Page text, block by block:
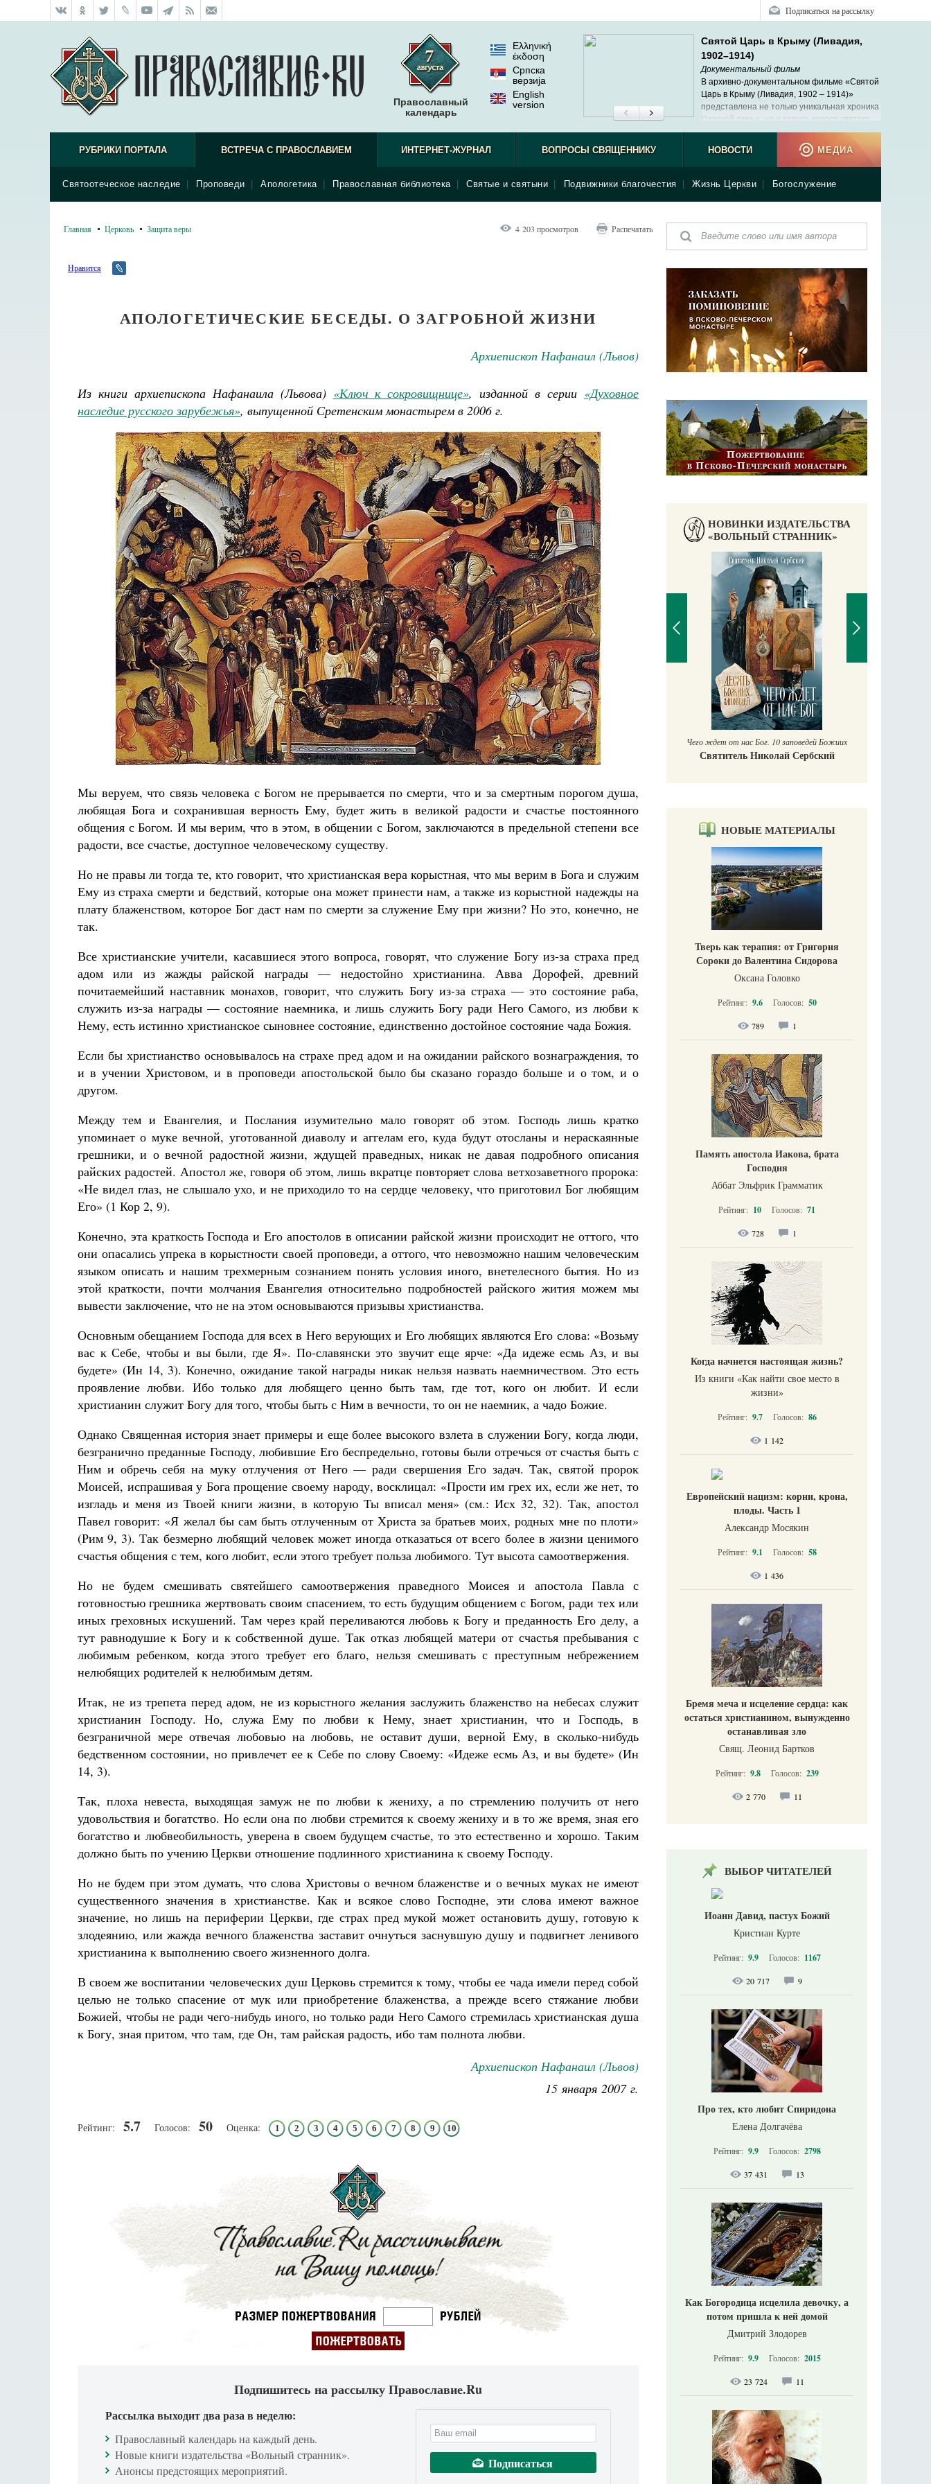
Подписаться на рассылку
Православный
календарь
Ελληνική
έκδοση
Српска
верзиjа
English
version
Святой Царь в Крыму (Ливадия,
1902–1914)
Документальный фильм
В архивно-документальном фильме «Святой
Царь в Крыму (Ливадия, 1902 – 1914)»
представлена не только уникальная хроника
Царской семьи, но и запись голоса святого
Императора Николая II.
РУБРИКИ ПОРТАЛА ВСТРЕЧА С ПРАВОСЛАВИЕМ
Святоотеческое наследие Проповеди Апологетика Православная библиотека Святые и святыни Подвижники благочестия Жизнь Церкви Богослужение
ИНТЕРНЕТ-ЖУРНАЛ ВОПРОСЫ СВЯЩЕННИКУ НОВОСТИ МЕДИА
Главная Церковь Защита веры 4 203 просмотров Распечатать
Нравится
АПОЛОГЕТИЧЕСКИЕ БЕСЕДЫ. О ЗАГРОБНОЙ ЖИЗНИ
Архиепископ Нафанаил (Львов)
Из книги архиепископа Нафанаила (Львова) «Ключ к сокровищнице», изданной в серии «Духовное
наследие русского зарубежья», выпущенной Сретенским монастырем в 2006 г.
Мы веруем, что связь человека с Богом не прерывается по смерти, что и за смертным порогом душа,
любящая Бога и сохранившая верность Ему, будет жить в великой радости и счастье постоянного
общения с Богом. И мы верим, что в этом, в общении с Богом, заключаются в предельной степени все
радости, все счастье, доступное человеческому существу.
Но не правы ли тогда те, кто говорит, что христианская вера корыстная, что мы верим в Бога и служим
Ему из страха смерти и бедствий, которые она может принести нам, а также из корыстной надежды на
плату блаженством, которое Бог даст нам по смерти за служение Ему при жизни? Но это, конечно, не
так.
Все христианские учители, касавшиеся этого вопроса, говорят, что служение Богу из-за страха пред
адом или из жажды райской награды — недостойно христианина. Авва Дорофей, древний
почитаемейший наставник монахов, говорит, что служить Богу из-за страха — это состояние раба,
служить из-за награды — состояние наемника, и лишь служить Богу ради Него Самого, из любви к
Нему, есть истинно христианское сыновнее состояние, единственно достойное состояние чада Божия.
Если бы христианство основывалось на страхе пред адом и на ожидании райского вознаграждения, то
и в учении Христовом, и в проповеди апостольской было бы сказано гораздо больше и о том, и о
другом.
Между тем и Евангелия, и Послания изумительно мало говорят об этом. Господь лишь кратко
упоминает о муке вечной, уготованной диаволу и аггелам его, куда будут отосланы и нераскаянные
грешники, и о вечной радостной жизни, ждущей праведных, никак не давая подробного описания
райских радостей. Апостол же, говоря об этом, лишь вкратце повторяет слова ветхозаветного пророка:
«Не видел глаз, не слышало ухо, и не приходило то на сердце человеку, что приготовил Бог любящим
Его» (1 Кор 2, 9).
Конечно, эта краткость Господа и Его апостолов в описании райской жизни происходит не оттого, что
они опасались упрека в корыстности своей проповеди, а оттого, что невозможно нашим человеческим
языком описать и нашим трехмерным сознанием понять условия иного, внетелесного бытия. Но из
этой краткости, почти молчания Евангелия относительно подробностей райского жития можем мы
вывести заключение, что не на этом основываются призывы христианства.
Основным обещанием Господа для всех в Него верующих и Его любящих являются Его слова: «Возьму
вас к Себе, чтобы и вы были, где Я». По-славянски это звучит еще ярче: «Да идеже есмь Аз, и вы
будете» (Ин 14, 3). Конечно, ожидание такой награды никак нельзя назвать наемничеством. Это есть
проявление любви. Ибо только для любящего ценно быть там, где тот, кого он любит. И если
христианин служит Богу для того, чтобы быть с Ним в вечности, то он не наемник, а чадо Божие.
Однако Священная история знает примеры и еще более высокого взлета в служении Богу, когда люди,
безгранично преданные Господу, любившие Его беспредельно, готовы были отречься от счастья быть с
Ним и обречь себя на муку отлучения от Него — ради свершения Его задач. Так, святой пророк
Моисей, испрашивая у Бога прощение своему народу, восклицал: «Прости им грех их, если же нет, то
изгладь и меня из Твоей книги жизни, в которую Ты вписал меня» (см.: Исх 32, 32). Так, апостол
Павел говорит: «Я желал бы сам быть отлученным от Христа за братьев моих, родных мне по плоти»
(Рим 9, 3). Так безмерно любящий человек может иногда отказаться от всего более в жизни ценимого
счастья общения с тем, кого любит, если этого требует польза любимого. Тут высота самоотвержения.
Но не будем смешивать святейшего самоотвержения праведного Моисея и апостола Павла с
готовностью грешника жертвовать своим спасением, то есть будущим общением с Богом, ради тех или
иных греховных искушений. Там через край переливаются любовь к Богу и преданность Его делу, а
тут равнодушие к Богу и к собственной душе. Так отказ любящей матери от счастья пребывания с
любимым ребенком, когда этого требует его благо, нельзя смешивать с преступным небрежением
нелюбящих родителей к нелюбимым детям.
Итак, не из трепета перед адом, не из корыстного желания заслужить блаженство на небесах служит
христианин Господу. Но, служа Ему по любви к Нему, знает христианин, что и Господь, в
безграничной мере отвечая любовью на любовь, не оставит души, верной Ему, в сколько-нибудь
бедственном состоянии, но привлечет ее к Себе по слову Своему: «Идеже есмь Аз, и вы будете» (Ин
14, 3).
Так, плоха невеста, выходящая замуж не по любви к жениху, а по стремлению получить от него
удовольствия и богатство. Но если она по любви стремится к своему жениху и в то же время, зная его
богатство и любвеобильность, уверена в своем будущем счастье, то это естественно и хорошо. Таким
должно быть по учению Церкви отношение подлинного христианина к своему Господу.
Но не будем при этом думать, что слова Христовы о вечном блаженстве и о вечных муках не имеют
существенного значения в христианстве. Как и всякое слово Господне, эти слова имеют важное
значение, но лишь на периферии Церкви, где страх пред мукой может остановить душу, готовую к
злодеянию, или жажда вечного блаженства заставит очнуться заснувшую душу и подвигнет ленивого
христианина к выполнению своего жизненного долга.
В своем же воспитании человеческих душ Церковь стремится к тому, чтобы ее чада имели перед собой
целью не только спасение от мук или приобретение блаженства, а прежде всего стяжание любви
Божией, чтобы не ради чего-нибудь иного, но только ради Него Самого стремилась христианская душа
к Богу, зная притом, что там, где Он, там райская радость, ибо там полнота любви.
Архиепископ Нафанаил (Львов)
15 января 2007 г.
Рейтинг: 5.7 Голосов: 50 Оценка: 1 2 3 4 5 6 7 8 9 10
Подпишитесь на рассылку Православие.Ru
Рассылка выходит два раза в неделю:
Православный календарь на каждый день.
Новые книги издательства «Вольный странник».
Анонсы предстоящих мероприятий.
НОВИНКИ ИЗДАТЕЛЬСТВА
«ВОЛЬНЫЙ СТРАННИК»
Разлуки не будет
Фредерика де Грааф Как найти своё место в жизни
Кирилл Мурышев
Великомученик Георгий Победоносец. Научись у
святого
Роман Котов Чего ждет от нас Бог. 10 заповедей Божиих
Святитель Николай Сербский
НОВЫЕ МАТЕРИАЛЫ
Тверь как терапия: от Григория
Сороки до Валентина Сидорова
Оксана Головко
Рейтинг: 9.6 Голосов: 50
789 1
Память апостола Иакова, брата
Господня
Аббат Эльфрик Грамматик
Рейтинг: 10 Голосов: 71
728 1
Когда начнется настоящая жизнь?
Из книги «Как найти свое место в
жизни​»
Рейтинг: 9.7 Голосов: 86
1 142
Европейский нацизм: корни, крона,
плоды. Часть 1
Александр Мосякин
Рейтинг: 9.1 Голосов: 58
1 436
Бремя меча и исцеление сердца: как
остаться христианином, вынужденно
останавливая зло
Свящ. Леонид Бартков
Рейтинг: 9.8 Голосов: 239
2 770 11
ВЫБОР ЧИТАТЕЛЕЙ
Иоанн Давид, пастух Божий
Кристиан Курте
Рейтинг: 9.9 Голосов: 1167
20 717 9
Про тех, кто любит Спиридона
Елена Долгачёва
Рейтинг: 9.9 Голосов: 2798
37 431 13
Как Богородица исцелила девочку, а
потом пришла к ней домой
Дмитрий Злодорев
Рейтинг: 9.9 Голосов: 2015
23 724 11